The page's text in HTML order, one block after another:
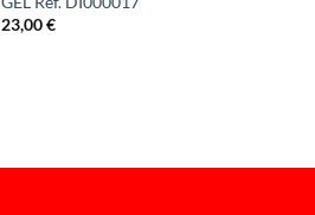
23,00€